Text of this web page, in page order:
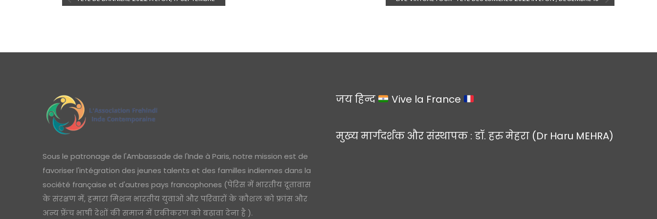
Sous le patronage de l'Ambassade de l'Inde à Paris, notre mission est de
favoriser l'intégration des jeunes talents et des familles indiennes dans la
société française et d'autres pays francophones (पेरिस में भारतीय दूतावास
के संरक्षण में, हमारा मिशन भारतीय युवाओं और परिवारों के कौशल को फ्रांस और
अन्य फ्रेंच भाषी देशों की समाज में एकीकरण को बढ़ावा देना है ).
जय हिन्द Vive la France
मुख्य मार्गदर्शक और संस्थापक : डॉ. हरु मेहरा (Dr Haru MEHRA)